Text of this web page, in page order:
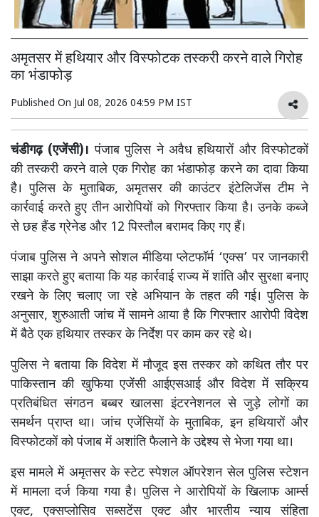
अमृतसर में हथियार और विस्फोटक तस्करी करने वाले गिरोह
का भंडाफोड़
Published On Jul 08, 2026 04:59 PM IST
चंडीगढ़ (एजेंसी)।पंजाब पुलिस ने अवैध हथियारों और विस्फोटकों
की तस्करी करने वाले एक गिरोह का भंडाफोड़ करने का दावा किया
है। पुलिस के मुताबिक, अमृतसर की काउंटर इंटेलिजेंस टीम ने
कार्रवाई करते हुए तीन आरोपियों को गिरफ्तार किया है। उनके कब्जे
से छह हैंड ग्रेनेड और 12 पिस्तौल बरामद किए गए हैं।
पंजाब पुलिस ने अपने सोशल मीडिया प्लेटफॉर्म ‘एक्स’ पर जानकारी
साझा करते हुए बताया कि यह कार्रवाई राज्य में शांति और सुरक्षा बनाए
रखने के लिए चलाए जा रहे अभियान के तहत की गई। पुलिस के
अनुसार, शुरुआती जांच में सामने आया है कि गिरफ्तार आरोपी विदेश
में बैठे एक हथियार तस्कर के निर्देश पर काम कर रहे थे।
पुलिस ने बताया कि विदेश में मौजूद इस तस्कर को कथित तौर पर
पाकिस्तान की खुफिया एजेंसी आईएसआई और विदेश में सक्रिय
प्रतिबंधित संगठन बब्बर खालसा इंटरनेशनल से जुड़े लोगों का
समर्थन प्राप्त था। जांच एजेंसियों के मुताबिक, इन हथियारों और
विस्फोटकों को पंजाब में अशांति फैलाने के उद्देश्य से भेजा गया था।
इस मामले में अमृतसर के स्टेट स्पेशल ऑपरेशन सेल पुलिस स्टेशन
में मामला दर्ज किया गया है। पुलिस ने आरोपियों के खिलाफ आर्म्स
एक्ट, एक्सप्लोसिव सब्सटेंस एक्ट और भारतीय न्याय संहिता